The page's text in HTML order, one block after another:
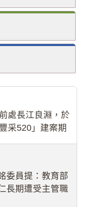
處長江良淵，於
采520」建案期
期收受建商餽
，圖利默許建商
委員提：教育部
長期遭受主管職